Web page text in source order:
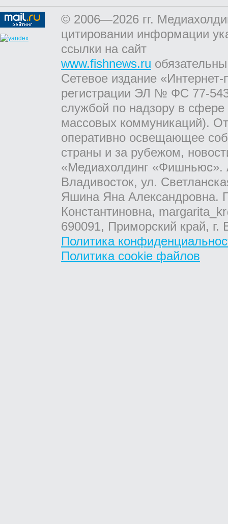
© 2006—2026 гг.
цитировании информации
ссылки на сайт
www.fishnews.ru
Сетевое издание
регистрации ЭЛ № ФС 77-
службой по надзору в
массовых коммуникаций).
оперативно освещающее
страны и за рубежом,
«Медиахолдинг «Фишньюс».
Владивосток, ул.
Яшина Яна Александровна.
Константиновна,
690091, Приморский край,
Политика
Политика cookie файлов